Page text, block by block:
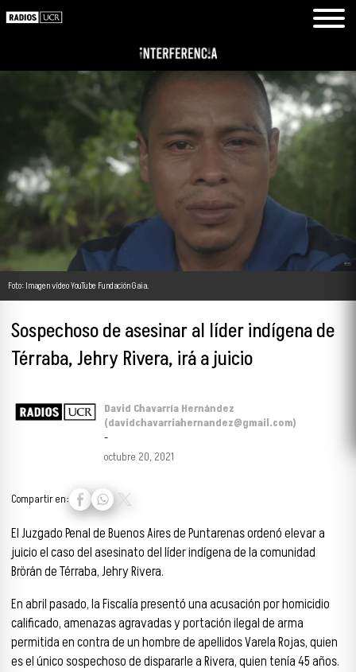
Foto: Imagen vídeo YouTube Fundación Gaia.
Sospechoso de asesinar al líder indígena de
Térraba, Jehry Rivera, irá a juicio
David Chavarría Hernández
(davidchavarriahernandez@gmail.com)
-
octubre 20, 2021
Compartir en:
El Juzgado Penal de Buenos Aires de Puntarenas ordenó elevar a
juicio el caso del asesinato del líder indígena de la comunidad
Brörán de Térraba, Jehry Rivera.
En abril pasado, la Fiscalía presentó una acusación por homicidio
calificado, amenazas agravadas y portación ilegal de arma
permitida en contra de un hombre de apellidos Varela Rojas, quien
es el único sospechoso de dispararle a Rivera, quien tenía 45 años.